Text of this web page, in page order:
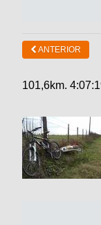
ANTERIOR
101,6km.